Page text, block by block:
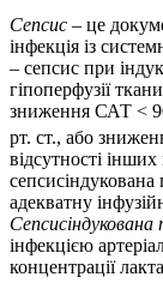
Сепсис – це
інфекція із
– сепсис при
гіпоперфузії
зниження САТ <
рт. ст., або
відсутності інших
сепсисіндукована
адекватну
Сепсисіндукована
інфекцією
концентрації